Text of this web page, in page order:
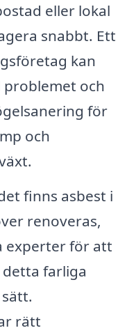
eller lokal
snabbt. Ett
kan
och
för
och
finns asbest i
renoveras,
experter för att
farliga
rätt